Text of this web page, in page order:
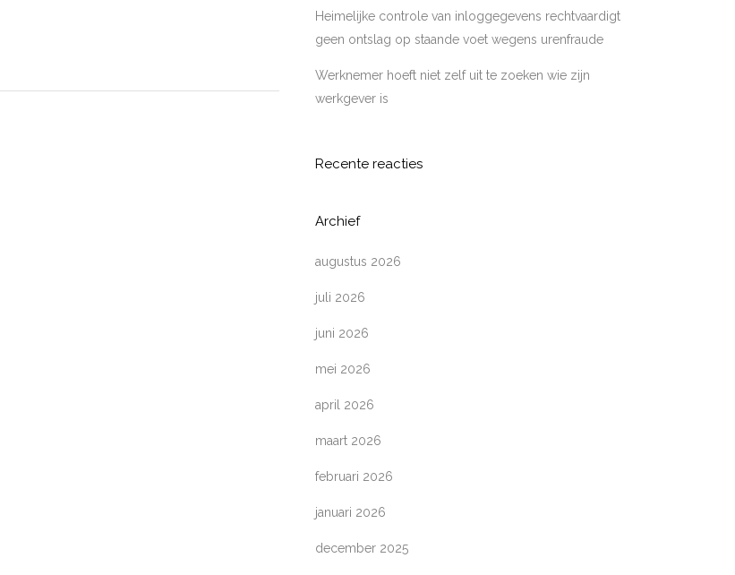
Heimelijke controle van inloggegevens rechtvaardigt
geen ontslag op staande voet wegens urenfraude
Werknemer hoeft niet zelf uit te zoeken wie zijn
werkgever is
Recente reacties
Archief
augustus 2026
juli 2026
juni 2026
mei 2026
april 2026
maart 2026
februari 2026
januari 2026
december 2025